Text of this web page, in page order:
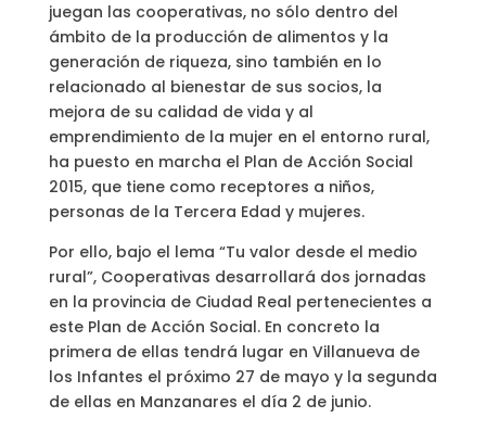
juegan las cooperativas, no sólo dentro del
ámbito de la producción de alimentos y la
generación de riqueza, sino también en lo
relacionado al bienestar de sus socios, la
mejora de su calidad de vida y al
emprendimiento de la mujer en el entorno rural,
ha puesto en marcha el Plan de Acción Social
2015, que tiene como receptores a niños,
personas de la Tercera Edad y mujeres.
Por ello, bajo el lema “Tu valor desde el medio
rural”, Cooperativas desarrollará dos jornadas
en la provincia de Ciudad Real pertenecientes a
este Plan de Acción Social. En concreto la
primera de ellas tendrá lugar en Villanueva de
los Infantes el próximo 27 de mayo y la segunda
de ellas en Manzanares el día 2 de junio.